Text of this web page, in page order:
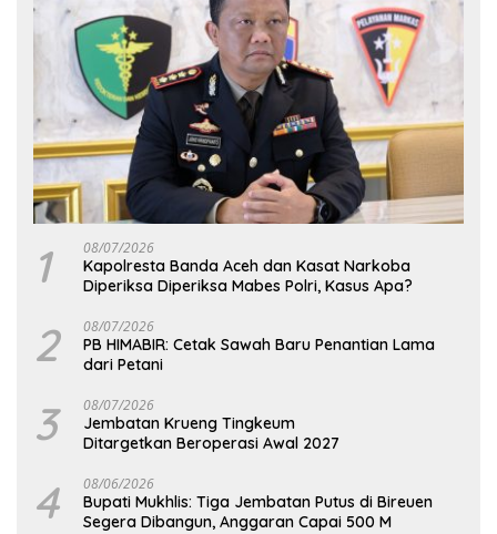
1 08/07/2026
Kapolresta Banda Aceh dan Kasat Narkoba
Diperiksa Diperiksa Mabes Polri, Kasus Apa?
2 08/07/2026
PB HIMABIR: Cetak Sawah Baru Penantian Lama
dari Petani
3 08/07/2026
Jembatan Krueng Tingkeum
Ditargetkan Beroperasi Awal 2027
4 08/06/2026
Bupati Mukhlis: Tiga Jembatan Putus di Bireuen
Segera Dibangun, Anggaran Capai 500 M